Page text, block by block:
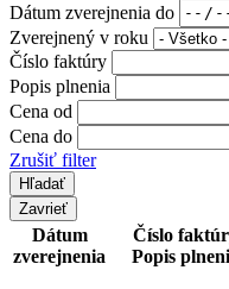
Dátum zverejnenia do
Zverejnený v roku
Číslo faktúry
Popis plnenia
Cena od
Cena do
Zrušiť filter
Zavrieť
Dátum
zverejnenia
Číslo
Popis